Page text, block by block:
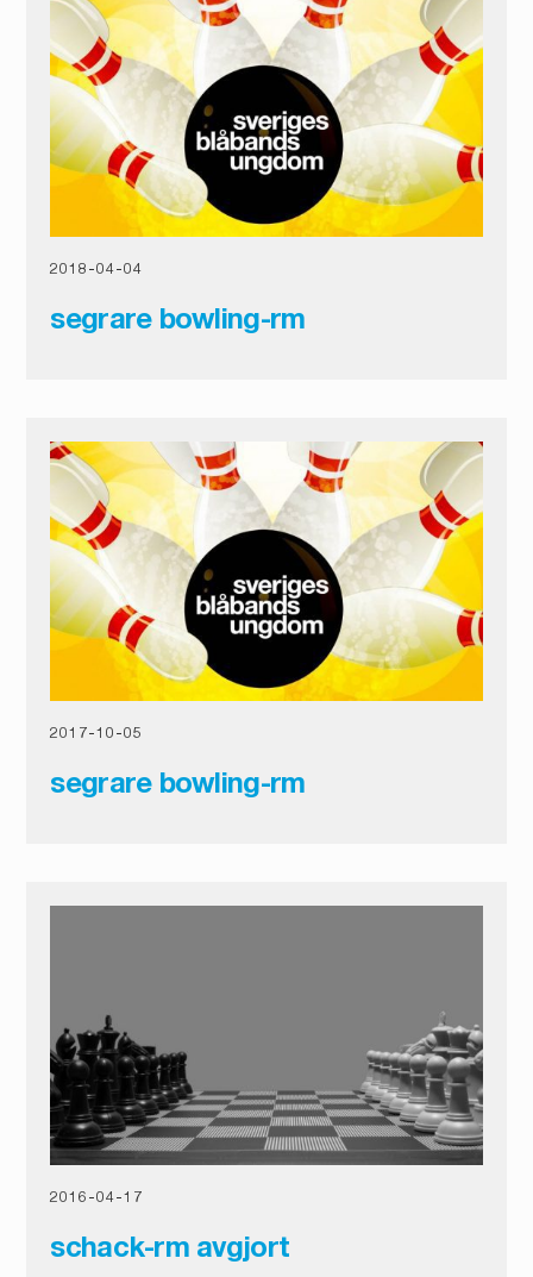
2018 -04-04
segrare bowling-rm
2017-10 -05
segrare bowling-rm
2016 -04-17
schack-rm avgjort